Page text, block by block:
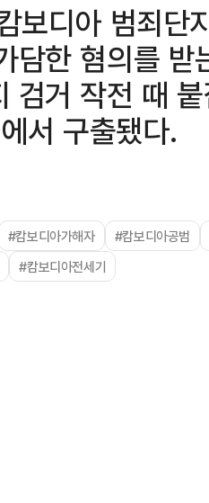
보디아 범죄단
담한 혐의를
검거 작전 때
서 구출됐다.
#캄보디아가해자
#캄보디아공범
#캄보디아전세기